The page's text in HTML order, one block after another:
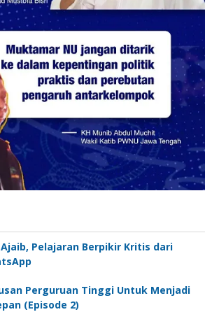
Pelajaran Berpikir Kritis dari
Perguruan Tinggi Untuk Menjadi
(Episode 2)